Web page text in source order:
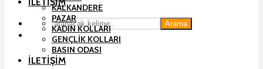
Arama
KALKANDERE
PAZAR
KADIN KOLLARI
GENÇLIK KOLLARI
BASIN ODASI
İLETIŞIM